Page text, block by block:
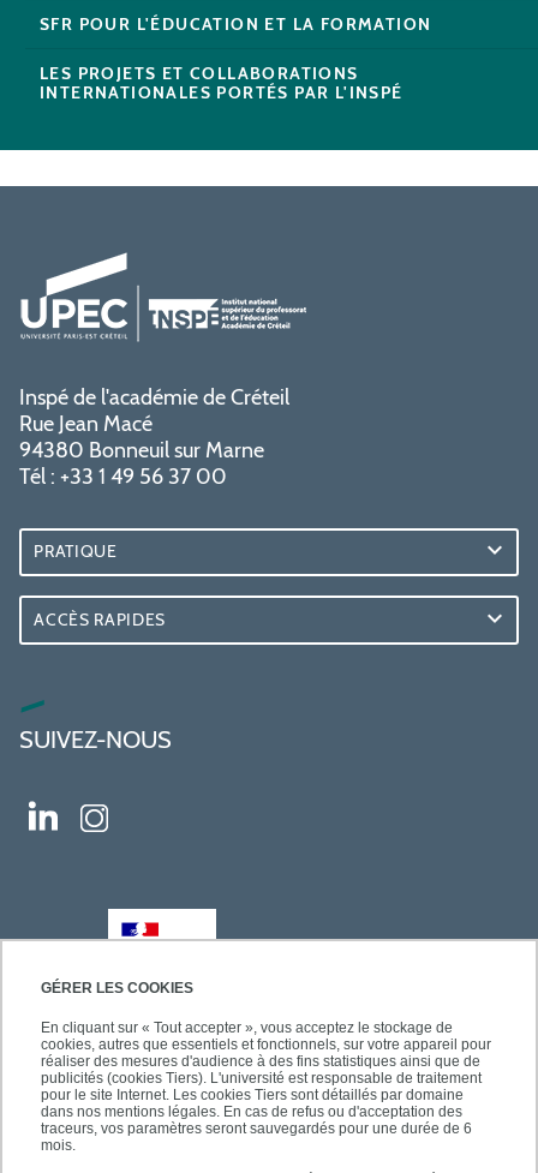
GÉRER LES COOKIES
En cliquant sur « Tout accepter », vous acceptez le stockage de
cookies, autres que essentiels et fonctionnels, sur votre appareil pour
réaliser des mesures d'audience à des fins statistiques ainsi que de
publicités (cookies Tiers). L'université est responsable de traitement
pour le site Internet. Les cookies Tiers sont détaillés par domaine
dans nos mentions légales. En cas de refus ou d'acceptation des
traceurs, vos paramètres seront sauvegardés pour une durée de 6
mois.
SFR POUR L'ÉDUCATION ET LA FORMATION
LES PROJETS ET COLLABORATIONS
INTERNATIONALES PORTÉS PAR L'INSPÉ
Inspé de l'académie de Créteil
Rue Jean Macé
94380 Bonneuil sur Marne
Tél : +33 1 49 56 37 00
PRATIQUE
ACCÈS RAPIDES
SUIVEZ-NOUS